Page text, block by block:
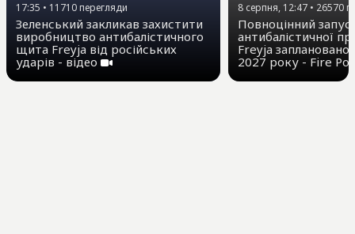
17:35 • 11710перегляди
Зеленський закликав захистити
виробництво антибалістичного
щита Freyja від російських
ударів - відео
8 серпня, 12:47 • 26570
Повноцінний
антибалістичної
Freyja заплановано
2027 року - Fire